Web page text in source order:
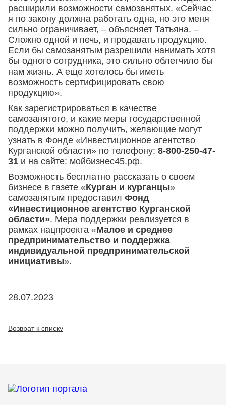
расширили возможности самозанятых. «Сейчас
я по закону должна работать одна, но это меня
сильно ограничивает, – объясняет Татьяна. –
Сложно одной и печь, и продавать продукцию.
Если бы самозанятым разрешили нанимать хотя
бы одного сотрудника, это сильно облегчило бы
нам жизнь. А еще хотелось бы иметь
возможность сертифицировать свою
продукцию».
Как зарегистрироваться в качестве
самозанятого, и какие меры государственной
поддержки можно получить, желающие могут
узнать в Фонде «Инвестиционное агентство
Курганской области» по телефону: 8-800-250-47-
31 и на сайте: мойбизнес45.рф.
Возможность бесплатно рассказать о своем
бизнесе в газете «Курган и курганцы»
самозанятым предоставил Фонд
«Инвестиционное агентство Курганской
области». Мера поддержки реализуется в
рамках нацпроекта «Малое и среднее
предпринимательство и поддержка
индивидуальной предпринимательской
инициативы».
28.07.2023
Возврат к списку